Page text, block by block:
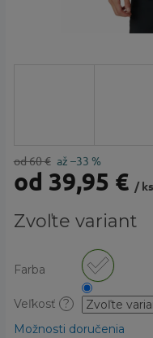
od 60 € až –33 %
od 39,95 € / ks
cena:
Zvoľte variant
Farba
Veľkosť ?
Možnosti doručenia